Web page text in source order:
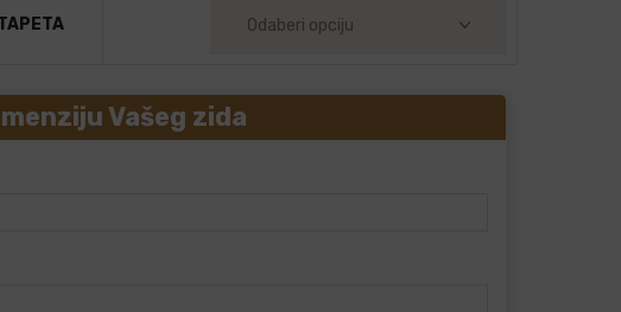
Vašeg zida